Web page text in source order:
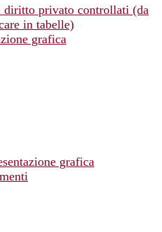
diritto privato controllati (da
in tabelle)
grafica
grafica